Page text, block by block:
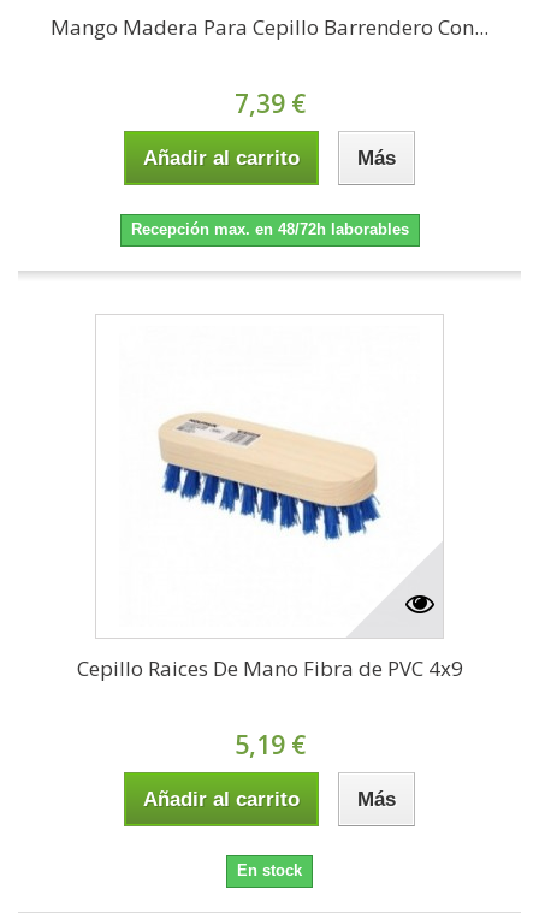
Mango Madera Para Cepillo Barrendero Con...
7,39 €
Añadir al carrito Más
Recepción max. en 48/72h laborables
Cepillo Raices De Mano Fibra de PVC 4x9
5,19 €
Añadir al carrito Más
En stock